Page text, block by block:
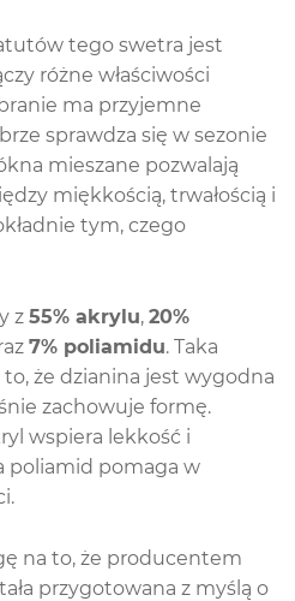
tego swetra jest
różne właściwości
ma przyjemne
sprawdza się w sezonie
mieszane pozwalają
miękkością, trwałością i
tym, czego
z 55% akrylu, 20%
7% poliamidu. Taka
że dzianina jest wygodna
zachowuje formę.
wspiera lekkość i
poliamid pomaga w
na to, że producentem
przygotowana z myślą o